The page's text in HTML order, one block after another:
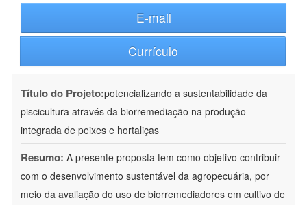
E-mail
Currículo
Título do Projeto:potencializando a sustentabilidade da
piscicultura através da biorremediação na produção
integrada de peixes e hortaliças
Resumo: A presente proposta tem como objetivo contribuir
com o desenvolvimento sustentável da agropecuária, por
meio da avaliação do uso de biorremediadores em cultivo de